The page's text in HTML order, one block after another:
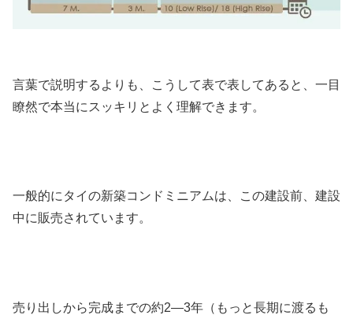
言葉で説明するよりも、こうして表で表してあると、一目
瞭然で本当にスッキリとよく理解できます。
一般的にタイの新築コンドミニアムは、この建設前、建設
中に販売されています。
売り出しから完成までの約2—3年（もっと長期に渡るも